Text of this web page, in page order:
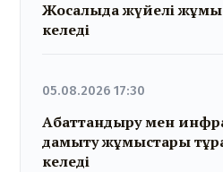
Жосалыда жүйелі
келеді
05.08.2026 17:30
Абаттандыру мен
дамыту жұмыстары
келеді